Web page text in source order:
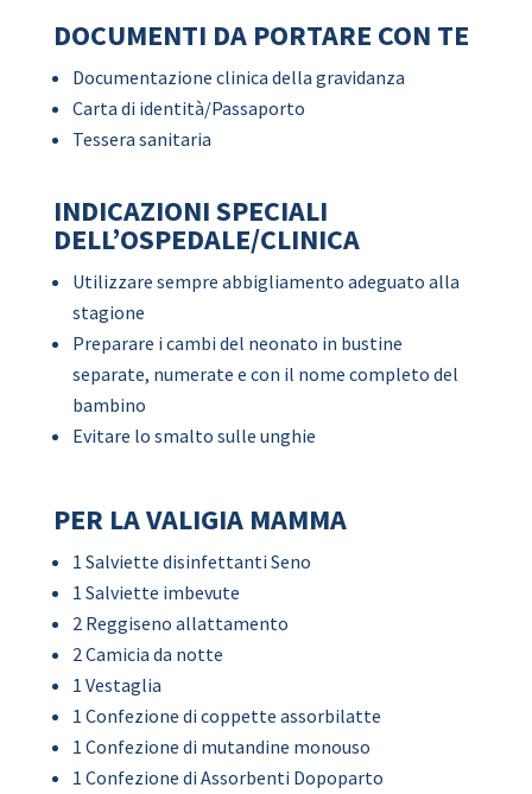
DOCUMENTI DA PORTARE CON TE
Documentazione clinica della gravidanza
Carta di identità/Passaporto
Tessera sanitaria
INDICAZIONI SPECIALI
DELL’OSPEDALE/CLINICA
Utilizzare sempre abbigliamento adeguato alla
stagione
Preparare i cambi del neonato in bustine
separate, numerate e con il nome completo del
bambino
Evitare lo smalto sulle unghie
PER LA VALIGIA MAMMA
1 Salviette disinfettanti Seno
1 Salviette imbevute
2 Reggiseno allattamento
2 Camicia da notte
1 Vestaglia
1 Confezione di coppette assorbilatte
1 Confezione di mutandine monouso
1 Confezione di Assorbenti Dopoparto